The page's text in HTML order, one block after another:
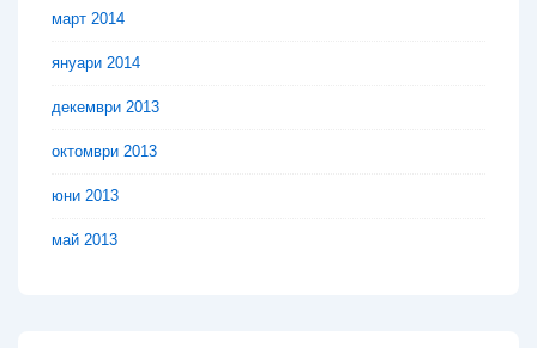
март 2014
януари 2014
декември 2013
октомври 2013
юни 2013
май 2013